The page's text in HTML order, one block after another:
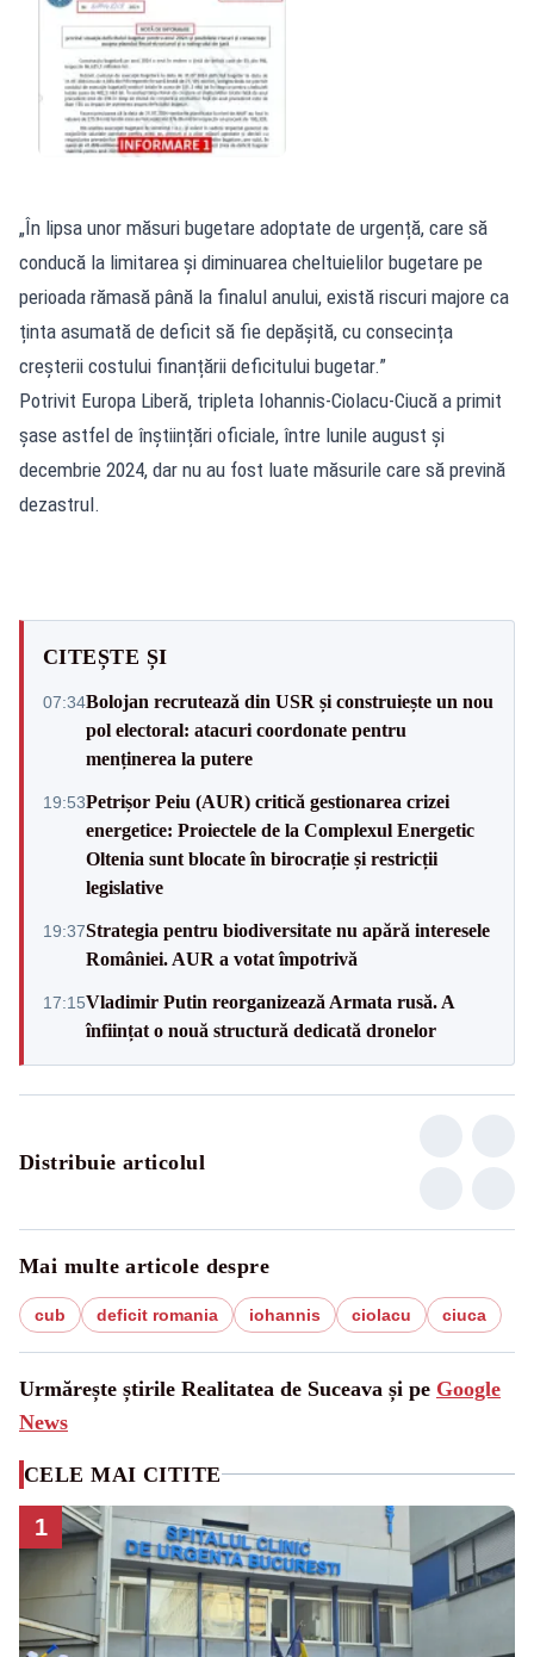
„În lipsa unor măsuri bugetare adoptate de urgență, care să
conducă la limitarea și diminuarea cheltuielilor bugetare pe
perioada rămasă până la finalul anului, există riscuri majore ca
ținta asumată de deficit să fie depășită, cu consecința
creșterii costului finanțării deficitului bugetar.”
Potrivit Europa Liberă, tripleta Iohannis-Ciolacu-Ciucă a primit
șase astfel de înștiințări oficiale, între lunile august și
decembrie 2024, dar nu au fost luate măsurile care să prevină
dezastrul.
CITEȘTE ȘI
07:34Bolojan recrutează din USR și construiește un nou
pol electoral: atacuri coordonate pentru
menținerea la putere
19:53Petrișor Peiu (AUR) critică gestionarea crizei
energetice: Proiectele de la Complexul Energetic
Oltenia sunt blocate în birocrație și restricții
legislative
19:37Strategia pentru biodiversitate nu apără interesele
României. AUR a votat împotrivă
17:15Vladimir Putin reorganizează Armata rusă. A
înființat o nouă structură dedicată dronelor
Distribuie articolul
Mai multe articole despre
cub deficit romania iohannis ciolacu ciuca
Urmărește știrile Realitatea de Suceava și pe Google
News
CELE MAI CITITE
1